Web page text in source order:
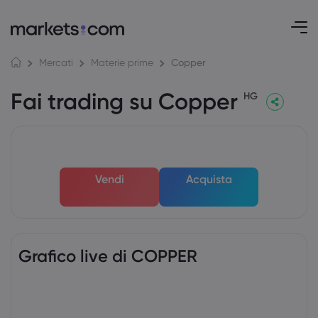
Mercati Materie prime Copper
Fai trading su Copper HG
Vendi Acquista
Grafico live di COPPER